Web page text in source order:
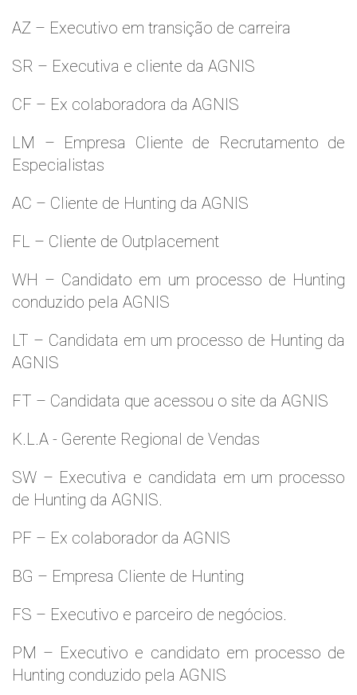
AZ – Executivo em transição de carreira
SR – Executiva e cliente da AGNIS
CF – Ex colaboradora da AGNIS
LM – Empresa Cliente de Recrutamento de
Especialistas
AC – Cliente de Hunting da AGNIS
FL – Cliente de Outplacement
WH – Candidato em um processo de Hunting
conduzido pela AGNIS
LT – Candidata em um processo de Hunting da
AGNIS
FT – Candidata que acessou o site da AGNIS
K.L.A - Gerente Regional de Vendas
SW – Executiva e candidata em um processo
de Hunting da AGNIS.
PF – Ex colaborador da AGNIS
BG – Empresa Cliente de Hunting
FS – Executivo e parceiro de negócios.
PM – Executivo e candidato em processo de
Hunting conduzido pela AGNIS